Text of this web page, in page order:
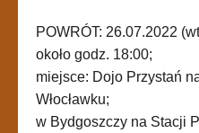
POWRÓT: 26.07.2022
około godz. 18:00;
miejsce: Dojo Przystań
Włocławku;
w Bydgoszczy na Stacji